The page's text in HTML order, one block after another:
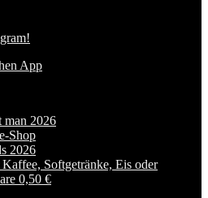
App
man 2026
Shop
2026
Softgetränke, Eis oder
0,50 €